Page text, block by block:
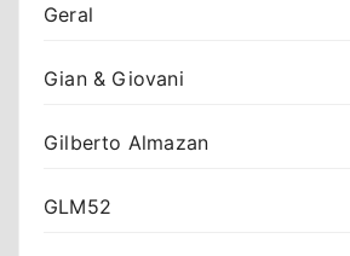
Geral
Gian & Giovani
Gilberto Almazan
GLM52